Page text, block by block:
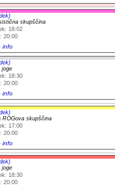
skupščina
18:02
20:00
info
joge
18:30
20:00
info
ROGova skupščina
17:00
20:00
info
joge
18:30
20:00